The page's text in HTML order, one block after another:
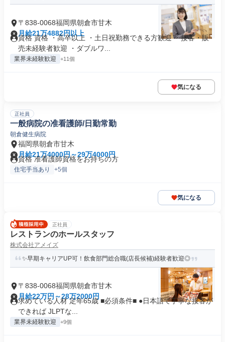
〒838-0068福岡県朝倉市甘木
月給21万4882円以上
資格 資格 ・高卒以上 ・土日祝勤務できる方歓迎 ・接客・販
売未経験者歓迎 ・ダブルワ...
業界未経験歓迎 +11個
気になる
正社員
一般病院の准看護師/日勤常勤
朝倉健生病院
福岡県朝倉市甘木
月給21万4000円～29万4000円
資格 准看護師資格をお持ちの方
住宅手当あり +5個
気になる
正社員
レストランのホールスタッフ
株式会社アメイズ
✨早期キャリアUP可！飲食部門総合職(店長候補)経験者歓迎◎
〒838-0068福岡県朝倉市甘木
月給22万円～28万2000円
求めている人材 定年65歳 ■必須条件■ ●日本語で丁寧な接客が
できれば JLPTな...
業界未経験歓迎 +9個